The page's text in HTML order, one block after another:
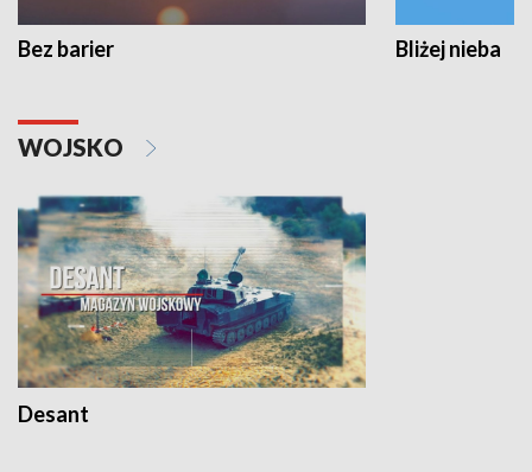
Bez barier Bliżej nieba
WOJSKO
Desant